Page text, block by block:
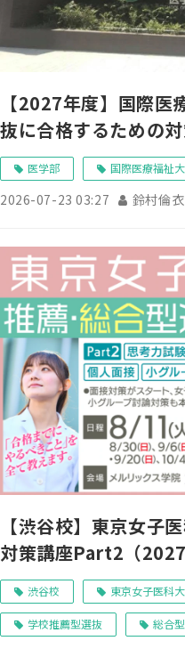
【2027年度】国際
抜に合格するための
医学部 国際医療福祉
2026-07-23 03:27 鈴村倫衣
【渋谷校】東京女子
対策講座Part2（2027
渋谷校 東京女子医科
学校推薦型選抜 総合